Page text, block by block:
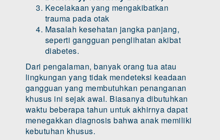
Kecelakaan yang mengakibatkan
trauma pada otak
Masalah kesehatan jangka panjang,
seperti gangguan penglihatan akibat
diabetes.
Dari pengalaman, banyak orang tua atau
lingkungan yang tidak mendeteksi keadaan
gangguan yang membutuhkan penanganan
khusus ini sejak awal. Biasanya dibutuhkan
waktu beberapa tahun untuk akhirnya dapat
menegakkan diagnosis bahwa anak memiliki
kebutuhan khusus.